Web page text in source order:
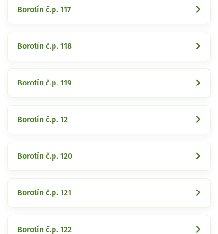
Borotín č.p. 117
Borotín č.p. 118
Borotín č.p. 119
Borotín č.p. 12
Borotín č.p. 120
Borotín č.p. 121
Borotín č.p. 122